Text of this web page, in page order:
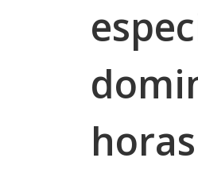
horas